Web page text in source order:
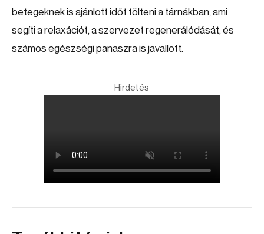
betegeknek is ajánlott időt tölteni a tárnákban, ami
segíti a relaxációt, a szervezet regenerálódását, és
számos egészségi panaszra is javallott.
Hirdetés